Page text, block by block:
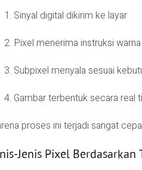
Sinyal digital dikirim ke layar
Pixel menerima instruksi warna
Subpixel menyala sesuai
Gambar terbentuk secara real
proses ini terjadi sangat
Jenis Pixel